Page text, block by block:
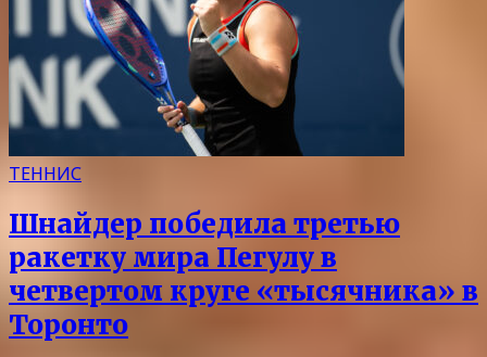
ТЕННИС
Шнайдер победила третью
ракетку мира Пегулу в
четвертом круге «тысячника» в
Торонто